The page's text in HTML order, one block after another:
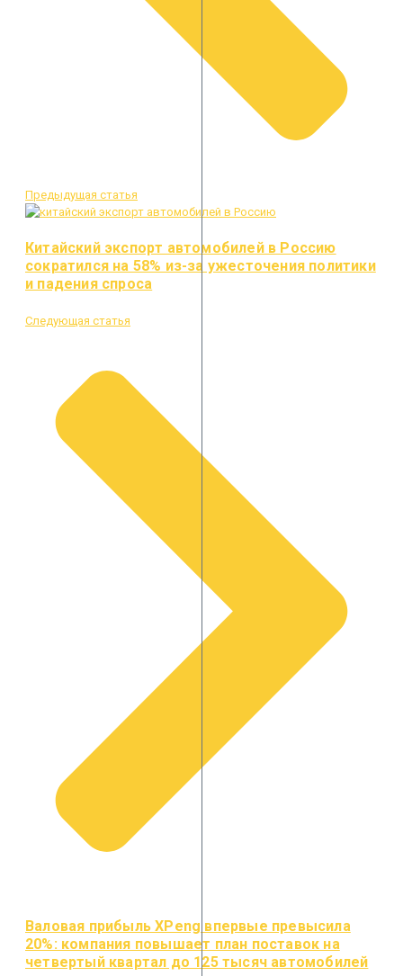
Предыдущая статья
Китайский экспорт автомобилей в Россию
сократился на 58% из-за ужесточения политики
и падения спроса
Следующая статья
Валовая прибыль XPeng впервые превысила
20%: компания повышает план поставок на
четвертый квартал до 125 тысяч автомобилей